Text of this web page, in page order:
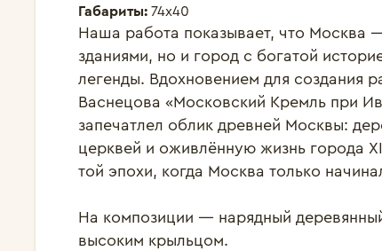
Габариты: 74х40
Наша работа показывает, что Москва
зданиями, но и город с богатой
легенды. Вдохновением для создания
Васнецова «Московский Кремль при
запечатлел облик древней Москвы:
церквей и оживлённую жизнь города
той эпохи, когда Москва только
На композиции — нарядный
высоким крыльцом.